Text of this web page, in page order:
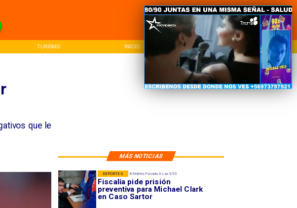
TURISMO INICIO NACIONAL
que le
MÁS NOTICIAS
El Martes Pasado A Las 9:55
Fiscalía pide prisión
preventiva para Michael Clark
en Caso Sartor
DEPORTES